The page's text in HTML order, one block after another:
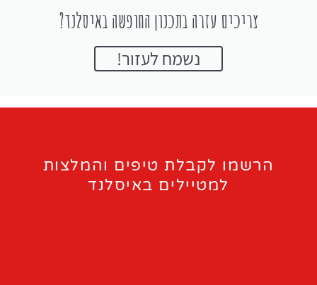
צריכים עזרה בתכנון החופשה באיסלנד?
נשמח לעזור!
הרשמו לקבלת טיפים והמלצות
למטיילים באיסלנד